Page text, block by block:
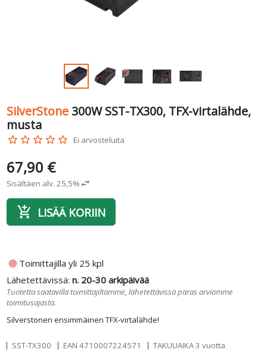
SilverStone 300W SST-TX300, TFX-virtalähde,
musta
star_border star_border star_border star_border star_border Ei arvosteluita
Silverstonen ensimmäinen TFX-virtalähde!
67,90 €
Sisältäen alv. 25,5%swap_horiz
add_shopping_cart LISÄÄ KORIIN
fiber_manual_record Toimittajilla yli 25 kpl
Lähetettävissä:n. 20-30 arkipäivää
Tuotetta saatavilla toimittajiltamme, lähetettävissä paras arviomme
toimitusajasta.
SST-TX300 EAN 4710007224571 TAKUUAIKA 3 vuotta